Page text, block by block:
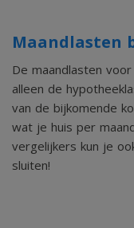
Maandlasten
De maandlasten
alleen de
van de bijkomende
wat je huis per
vergelijkers kun je
sluiten!